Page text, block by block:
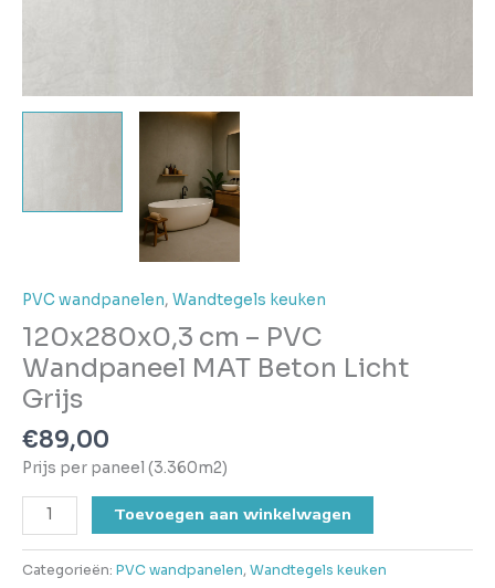
PVC wandpanelen, Wandtegels keuken
120x280x0,3 cm – PVC
Wandpaneel MAT Beton Licht
Grijs
€89,00
Prijs per paneel (3.360m2)
Toevoegen aan winkelwagen
Categorieën: PVC wandpanelen, Wandtegels keuken